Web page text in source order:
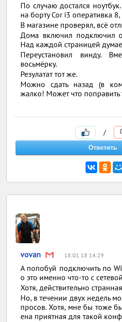
По случаю достался
на борту Cor i3 оперативка
В магазине проверял, всё
Дома включил подключил
Над каждой страницей
Переустановил винду.
восьмёрку.
Резулатат тот же.
Можно сдать назад (в
жалко! Может что
/
vovan 18.01.18 14:29
А попобуй подключить по
о это именно что-то с
Хотя, действительно
Но, в течении двух недель
просов. Хотя, мне бы тоже
ена приятная для такой